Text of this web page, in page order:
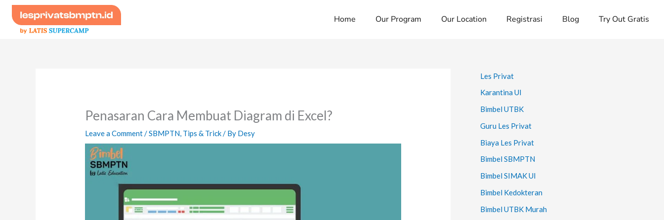
Skip
content
Home Our Program Our Location Registrasi Blog Try Out Gratis
Penasaran Cara Membuat Diagram di Excel?
Leave a Comment/SBMPTN, Tips & Trick/ By Desy
Les Privat
Karantina UI
Bimbel UTBK
Guru Les Privat
Biaya Les Privat
Bimbel SBMPTN
Bimbel SIMAK UI
Bimbel Kedokteran
Bimbel UTBK Murah